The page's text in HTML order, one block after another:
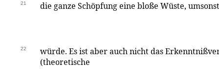
21 die ganze Schöpfung eine bloße Wüste,
22
würde. Es ist aber auch nicht das
(theoretische